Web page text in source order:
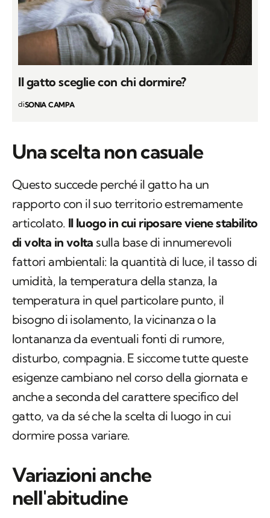
Il gatto sceglie con chi dormire?
diSONIA CAMPA
Una scelta non casuale
Questo succede perché il gatto ha un
rapporto con il suo territorio estremamente
articolato. Il luogo in cui riposare viene stabilito
di volta in volta sulla base di innumerevoli
fattori ambientali: la quantità di luce, il tasso di
umidità, la temperatura della stanza, la
temperatura in quel particolare punto, il
bisogno di isolamento, la vicinanza o la
lontananza da eventuali fonti di rumore,
disturbo, compagnia. E siccome tutte queste
esigenze cambiano nel corso della giornata e
anche a seconda del carattere specifico del
gatto, va da sé che la scelta di luogo in cui
dormire possa variare.
Variazioni anche
nell'abitudine